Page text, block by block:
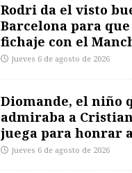
Rodri da el visto
Barcelona para
fichaje con el
jueves 6 de agosto de 2026
Diomande, el niño
admiraba a
juega para honrar
jueves 6 de agosto de 2026